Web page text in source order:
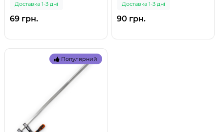
Доставка 1-3 дні
69 грн.
Доставка 1-3 дні
90 грн.
Популярний